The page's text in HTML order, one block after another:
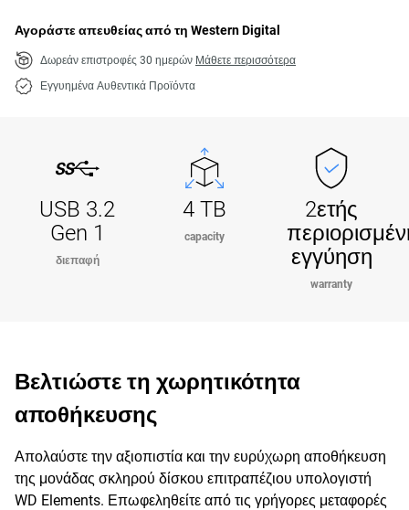
Αγοράστε απευθείας από τη Western Digital
Δωρεάν επιστροφές 30 ημερών Μάθετε περισσότερα
Εγγυημένα Αυθεντικά Προϊόντα
USB 3.2
Gen 1
διεπαφή
4 TB
capacity
2ετής
εγγύηση
warranty
Βελτιώστε τη χωρητικότητα
αποθήκευσης
Απολαύστε την αξιοπιστία και την ευρύχωρη αποθήκευση
της μονάδας σκληρού δίσκου επιτραπέζιου υπολογιστή
WD Elements. Επωφεληθείτε από τις γρήγορες μεταφορές